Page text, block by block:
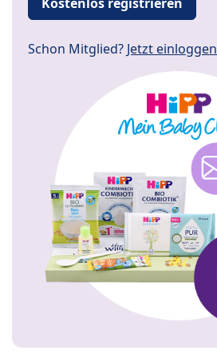
Schon Mitglied? Jetzt einloggen